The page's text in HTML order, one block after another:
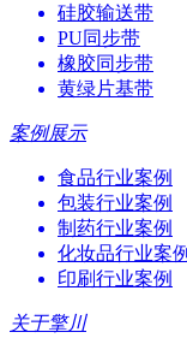
硅胶输送带
PU同步带
橡胶同步带
黄绿片基带
案例展示
食品行业案例
包装行业案例
制药行业案例
化妆品行业案例
印刷行业案例
关于擎川